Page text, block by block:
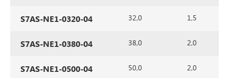
S7AS-NE1-0320-04 32,0 1,5
S7AS-NE1-0380-04 38,0 2,0
S7AS-NE1-0500-04 50,0 2,0